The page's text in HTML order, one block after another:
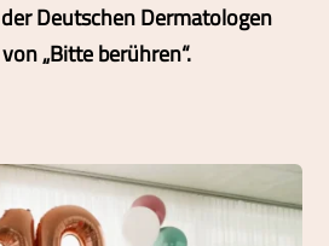
Deutschen Dermatologen
„Bitte berühren“.